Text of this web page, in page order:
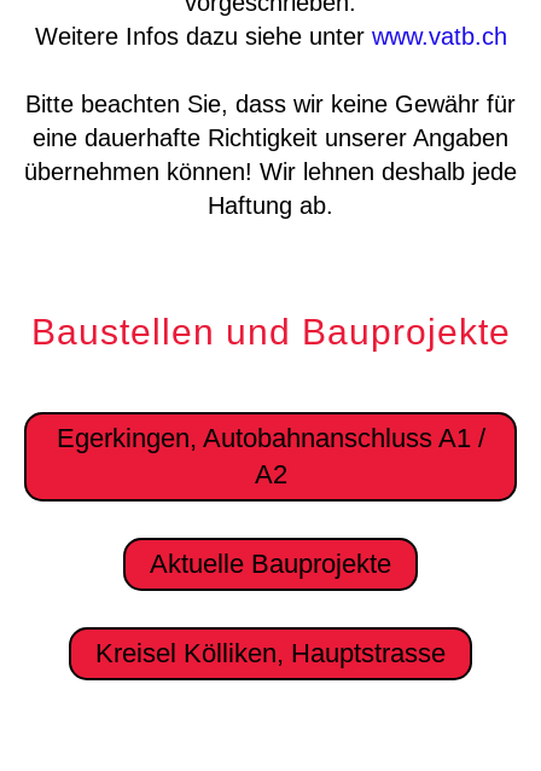
Weitere Infos dazu siehe unter www.vatb.ch
Bitte beachten Sie, dass wir keine Gewähr für
eine dauerhafte Richtigkeit unserer Angaben
übernehmen können! Wir lehnen deshalb jede
Haftung ab.
Baustellen und Bauprojekte
Egerkingen, Autobahnanschluss A1 /
A2
Aktuelle Bauprojekte
Kreisel Kölliken, Hauptstrasse